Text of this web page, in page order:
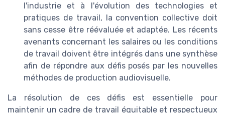
l'industrie et à l'évolution des technologies et
pratiques de travail, la convention collective doit
sans cesse être réévaluée et adaptée. Les récents
avenants concernant les salaires ou les conditions
de travail doivent être intégrés dans une synthèse
afin de répondre aux défis posés par les nouvelles
méthodes de production audiovisuelle.
La résolution de ces défis est essentielle pour
maintenir un cadre de travail équitable et respectueux